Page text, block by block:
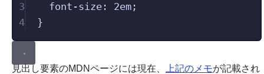
3
font-size : 2em ;
4
}
見出し要素のMDNページには現在、 上記のメモが記載され